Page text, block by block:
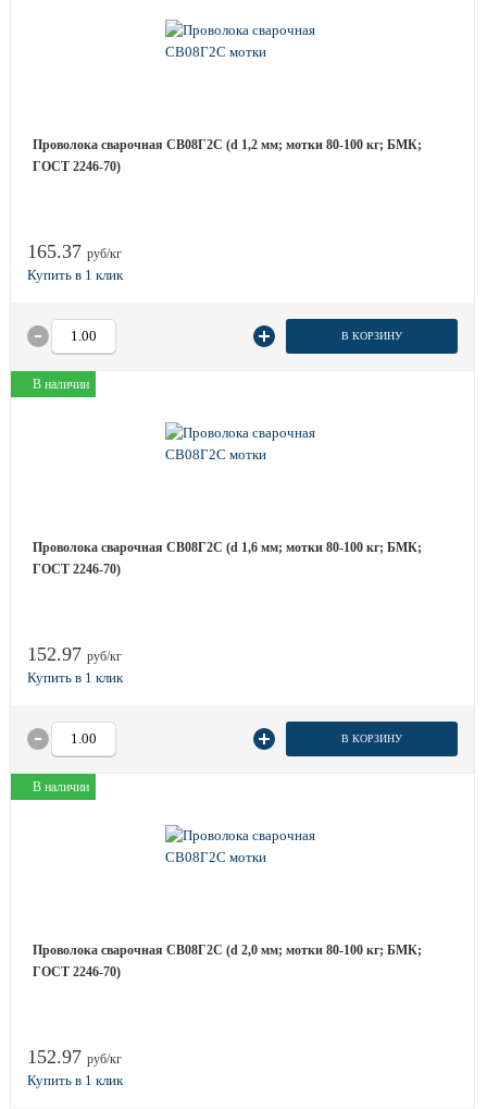
Проволока сварочная СВ08Г2С (d 1,2 мм; мотки 80-100 кг; БМК;
ГОСТ 2246-70)
165.37 руб/кг
В КОРЗИНУ
В наличии
Проволока сварочная СВ08Г2С (d 1,6 мм; мотки 80-100 кг; БМК;
ГОСТ 2246-70)
152.97 руб/кг
В КОРЗИНУ
В наличии
Проволока сварочная СВ08Г2С (d 2,0 мм; мотки 80-100 кг; БМК;
ГОСТ 2246-70)
152.97 руб/кг